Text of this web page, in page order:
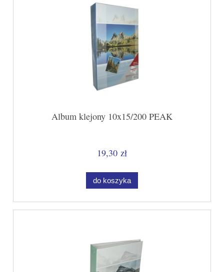
Album klejony 10x15/200 PEAK
19,30 zł
do koszyka